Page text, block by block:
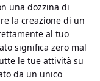
una dozzina di
la creazione di un
al tuo
significa zero mal
le tue attività su
da un unico